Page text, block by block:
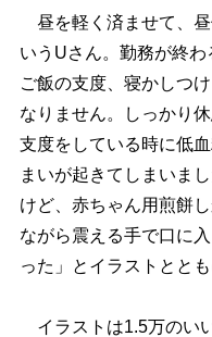
昼を軽く済ませて、昼
いうUさん。勤務が終わ
ご飯の支度、寝かしつ
なりません。しっかり
支度をしている時に低
まいが起きてしまいま
けど、赤ちゃん用煎餅
ながら震える手で口に
った」とイラストととも
イラストは1.5万のい